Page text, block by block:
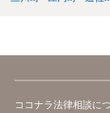
ココナラ法律相談に